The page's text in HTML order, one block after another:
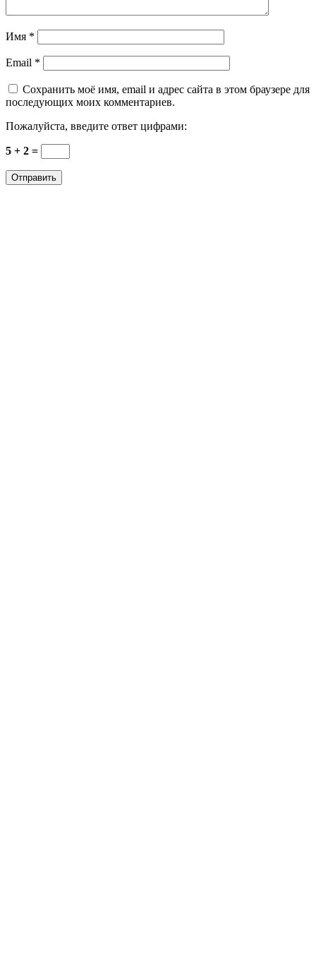
Имя *
Email *
Сохранить моё имя, email и адрес сайта в этом браузере для
последующих моих комментариев.
Пожалуйста, введите ответ цифрами:
5 + 2 =